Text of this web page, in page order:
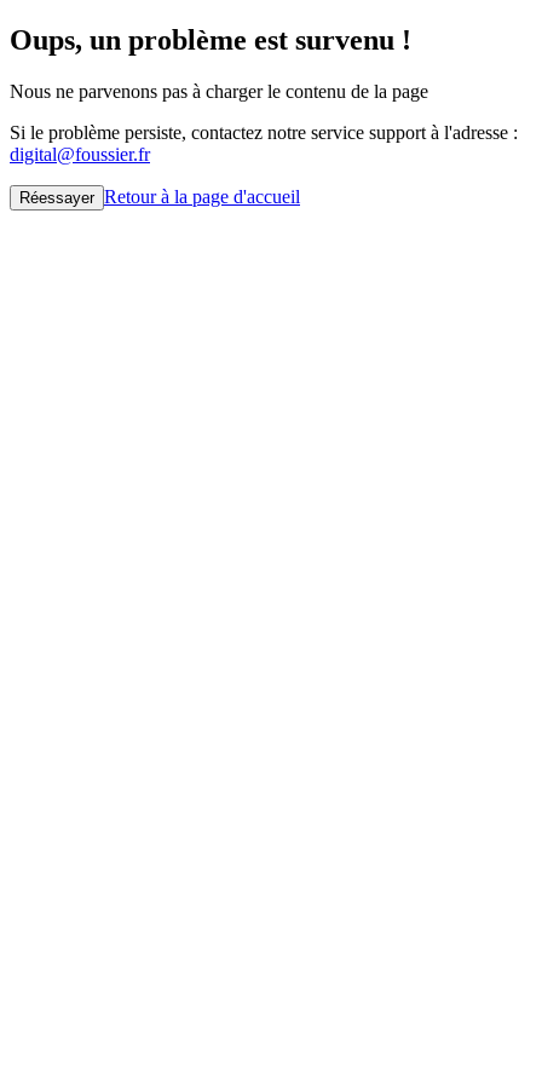
Oups, un problème est survenu !
Nous ne parvenons pas à charger le contenu de la page
Si le problème persiste, contactez notre service support à l'adresse :
digital@foussier.fr
Réessayer Retour à la page d'accueil